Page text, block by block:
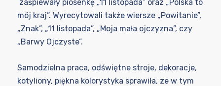
zaśpiewały piosenkę „11 listopada” oraz „Polska to
mój kraj”. Wyrecytowali także wiersze „Powitanie”,
„Znak”, „11 listopada”, „Moja mała ojczyzna”, czy
„Barwy Ojczyste”.
Samodzielna praca, odświętne stroje, dekoracje,
kotyliony, piękna kolorystyka sprawiła, ze w tym